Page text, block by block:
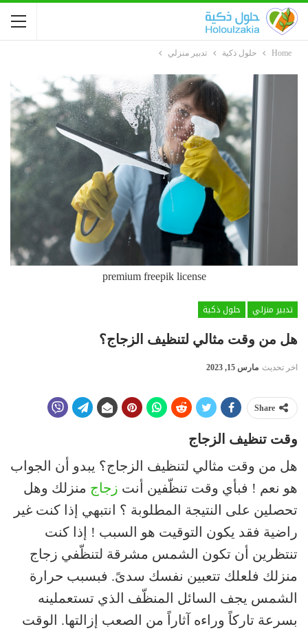
Home حلول ذكية تدبير منزلي
premium freepik license
تدبير منزلي
حلول ذكية
هل من وقت مثالي لتنظيف الزجاج؟
اخر تحديث مارس 15, 2023
Share
وقت تنظيف الزجاج
هل من وقت مثالي لتنظيف الزجاج؟ يبدو أن الجواب
هو نعم ! فبأي وقت تنظّفين أنت زجاج منزلك وهل
تحصلين على النتيجة المطلوبة ؟ انتبهي إذا كنت غير
راضية فقد يكون التوقيت هو السبب ! إذا كنت
تنتظرين أن تكون الشمس مشرقة لتنظّفي زجاج
منزلك فلعلك تتعبين نفسك سدىً. فبسبب حرارة
الشمس يجف السائل المنظّف الذي تستعملينه
بسرعة تاركاً وراءه آثاراً من الصعب إزالتها. الوقت